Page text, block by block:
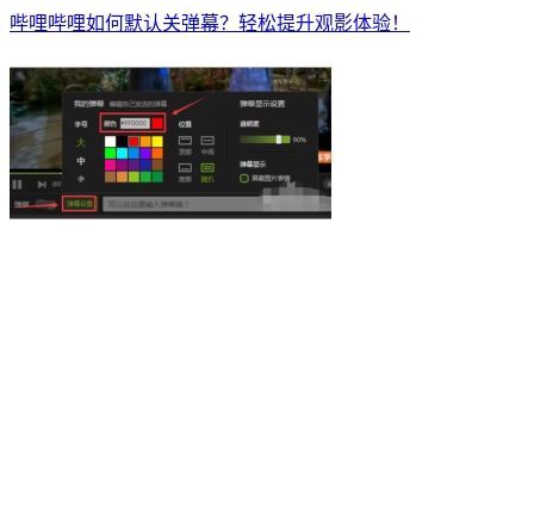
哔哩哔哩如何默认关弹幕？轻松提升观影体验！